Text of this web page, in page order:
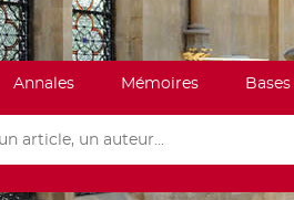
Annales Mémoires